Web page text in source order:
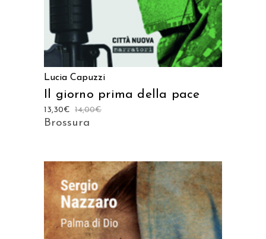
Lucia Capuzzi
Il giorno prima della pace
14,00€
13,30€
Brossura